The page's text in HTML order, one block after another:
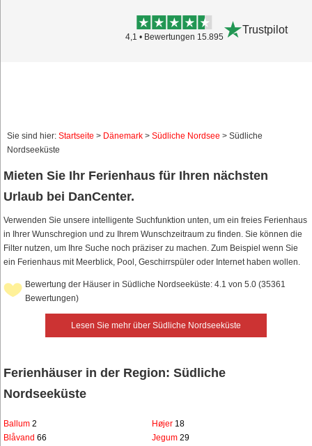
4,1 • Bewertungen 15.895
Trustpilot
Sie sind hier: Startseite > Dänemark > Südliche Nordsee > Südliche
Nordseeküste
Mieten Sie Ihr Ferienhaus für Ihren nächsten
Urlaub bei DanCenter.
Verwenden Sie unsere intelligente Suchfunktion unten, um ein freies Ferienhaus
in Ihrer Wunschregion und zu Ihrem Wunschzeitraum zu finden. Sie können die
Filter nutzen, um Ihre Suche noch präziser zu machen. Zum Beispiel wenn Sie
ein Ferienhaus mit Meerblick, Pool, Geschirrspüler oder Internet haben wollen.
Lesen Sie mehr über Südliche Nordseeküste
Bewertung der Häuser in Südliche Nordseeküste: 4.1 von 5.0 (35361
Bewertungen)
Ferienhäuser in der Region: Südliche
Nordseeküste
Ballum 2
Blåvand 66
Højer 18
Jegum 29